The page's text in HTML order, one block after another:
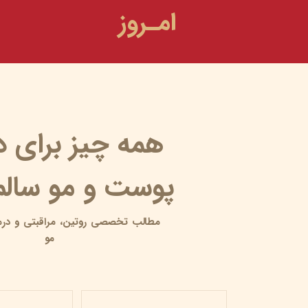
امـروز
همه چیز برای
پوست و مو
مطالب تخصصی روتین،مراقبتی و
مو